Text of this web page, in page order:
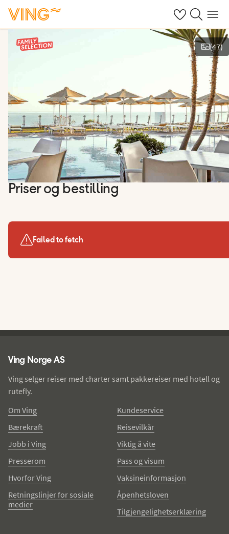
Se dine sparte
Søk påMeny
Vis bilder
(47)
Priser og bestilling
Failed to fetch
Ving Norge AS
Ving selger reiser med charter samt pakkereiser med hotell og
rutefly.
Om Ving
Bærekraft
Jobb i Ving
Presserom
Hvorfor Ving
Retningslinjer for sosiale
medier
Kundeservice
Reisevilkår
Viktig å vite
Pass og visum
Vaksineinformasjon
Åpenhetsloven
Tilgjengelighetserklæring